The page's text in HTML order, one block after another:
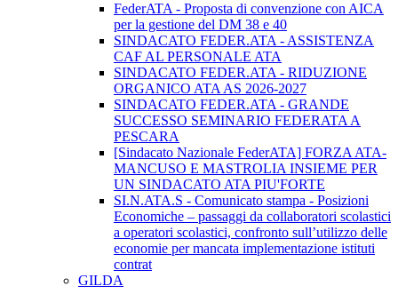
FederATA - Proposta di convenzione con AICA
per la gestione del DM 38 e 40
SINDACATO FEDER.ATA - ASSISTENZA
CAF AL PERSONALE ATA
SINDACATO FEDER.ATA - RIDUZIONE
ORGANICO ATA AS 2026-2027
SINDACATO FEDER.ATA - GRANDE
SUCCESSO SEMINARIO FEDERATA A
PESCARA
[Sindacato Nazionale FederATA] FORZA ATA-
MANCUSO E MASTROLIA INSIEME PER
UN SINDACATO ATA PIU'FORTE
SI.N.ATA.S - Comunicato stampa - Posizioni
Economiche – passaggi da collaboratori scolastici
a operatori scolastici, confronto sull’utilizzo delle
economie per mancata implementazione istituti
contrat
GILDA